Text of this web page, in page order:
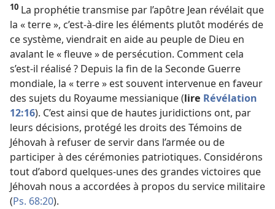
10 La prophétie transmise par l’apôtre Jean révélait que
la « terre », c’est-à-dire les éléments plutôt modérés de
ce système, viendrait en aide au peuple de Dieu en
avalant le « fleuve » de persécution. Comment cela
s’est-​il réalisé ? Depuis la fin de la Seconde Guerre
mondiale, la « terre » est souvent intervenue en faveur
des sujets du Royaume messianique (lire Révélation
12:16). C’est ainsi que de hautes juridictions ont, par
leurs décisions, protégé les droits des Témoins de
Jéhovah à refuser de servir dans l’armée ou de
participer à des cérémonies patriotiques. Considérons
tout d’abord quelques-unes des grandes victoires que
Jéhovah nous a accordées à propos du service militaire
(Ps. 68:20).